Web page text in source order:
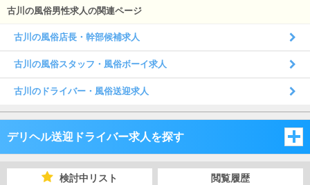
古川の風俗男性求人の関連ページ
古川の風俗店長・幹部候補求人
古川の風俗スタッフ・風俗ボーイ求人
古川のドライバー・風俗送迎求人
デリヘル送迎ドライバー求人を探す
宮城県
検討中リスト 閲覧履歴